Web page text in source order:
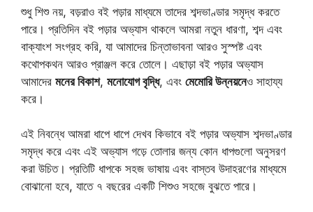
শুধু শিশু নয়, বড়রাও বই পড়ার মাধ্যমে তাদের শব্দভাণ্ডার সমৃদ্ধ করতে
পারে। প্রতিদিন বই পড়ার অভ্যাস থাকলে আমরা নতুন ধারণা, শব্দ এবং
বাক্যাংশ সংগ্রহ করি, যা আমাদের চিন্তাভাবনা আরও সুস্পষ্ট এবং
কথোপকথন আরও প্রাঞ্জল করে তোলে। এছাড়া বই পড়ার অভ্যাস
আমাদের মনের বিকাশ, মনোযোগ বৃদ্ধি, এবং মেমোরি উন্নয়নেও সাহায্য
করে।
এই নিবন্ধে আমরা ধাপে ধাপে দেখব কিভাবে বই পড়ার অভ্যাস শব্দভাণ্ডার
সমৃদ্ধ করে এবং এই অভ্যাস গড়ে তোলার জন্য কোন ধাপগুলো অনুসরণ
করা উচিত। প্রতিটি ধাপকে সহজ ভাষায় এবং বাস্তব উদাহরণের মাধ্যমে
বোঝানো হবে, যাতে ৭ বছরের একটি শিশুও সহজে বুঝতে পারে।